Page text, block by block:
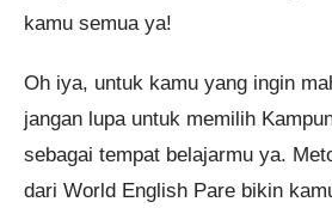
kamu semua ya!
Oh iya, untuk kamu yang ingin
jangan lupa untuk memilih
sebagai tempat belajarmu ya.
dari World English Pare bikin